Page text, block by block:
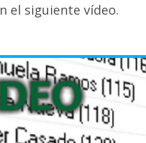
el siguiente vídeo.